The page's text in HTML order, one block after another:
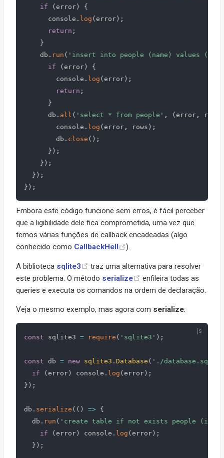
if
( error )
{
      console
. log ( error ) ;
return ;
}
    db
. run ( 'insert into people (name) values (?)'
if
( error )
{
        console
. log ( error ) ;
return ;
}
      db
. all ( 'select * from people' , ( error , rows
        console
. log ( error , rows ) ;
        db
. close ( ) ;
} ) ;
} ) ;
} ) ;
} ) ;
Embora este código funcione sem erros, é fácil perceber
que a ligibilidade dele fica comprometida, uma vez que
temos várias funções de callback encadeadas (algo
conhecido como CallbackHell ).
A biblioteca sqlite3
traz uma alternativa para resolver
este problema. O método serialize
enfileira todas as
queries e executa os comandos na ordem de declaração.
Veja o mesmo exemplo, mas agora com serialize:
const sqlite3 = require ( 'sqlite3' ) ;
const db = new sqlite3 . Database ( './
if
(error) console . log (error) ;
} ) ;
db . serialize ( ( ) =>
{
  db
. run ( 'create table if not exists people (id
if
(error) console . log (error) ;
} ) ;